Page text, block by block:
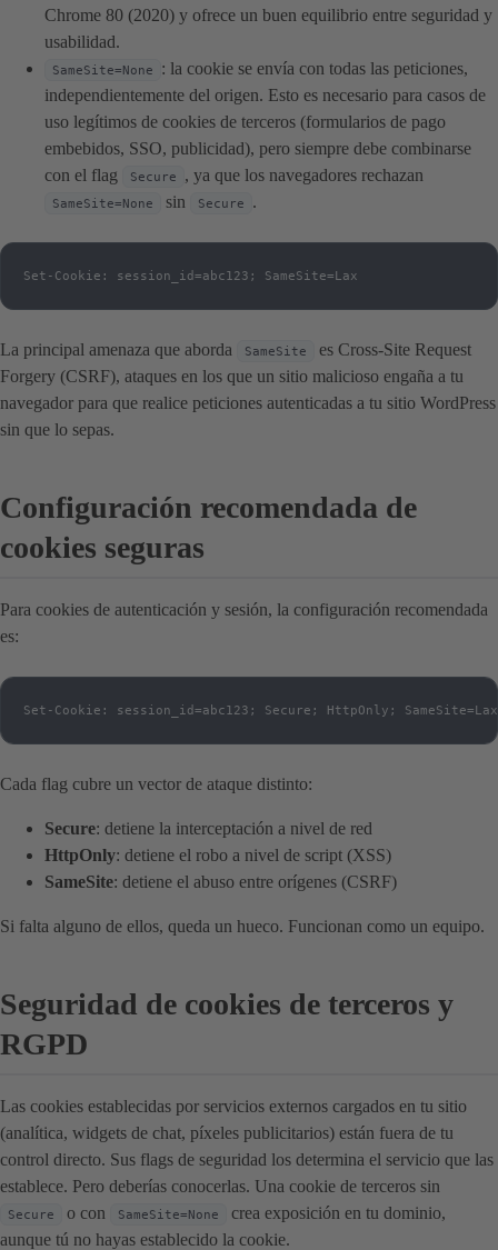
Chrome 80 (2020) y ofrece un buen equilibrio entre seguridad y
usabilidad.
SameSite=None
: la cookie se envía con todas las peticiones,
independientemente del origen. Esto es necesario para casos de
uso legítimos de cookies de terceros (formularios de pago
embebidos, SSO, publicidad), pero siempre debe combinarse
con el flag
Secure , ya que los navegadores rechazan
SameSite=None sin Secure .
Set-Cookie: session_id=abc123; SameSite=Lax
La principal amenaza que aborda SameSite
es Cross-Site Request
Forgery (CSRF), ataques en los que un sitio malicioso engaña a tu
navegador para que realice peticiones autenticadas a tu sitio WordPress
sin que lo sepas.
Configuración recomendada de
cookies seguras
Para cookies de autenticación y sesión, la configuración recomendada
es:
Set-Cookie: session_id=abc123; Secure; HttpOnly;
Cada flag cubre un vector de ataque distinto:
Secure: detiene la interceptación a nivel de red
HttpOnly: detiene el robo a nivel de script (XSS)
SameSite: detiene el abuso entre orígenes (CSRF)
Si falta alguno de ellos, queda un hueco. Funcionan como un equipo.
Seguridad de cookies de terceros y
RGPD
Las cookies establecidas por servicios externos cargados en tu sitio
(analítica, widgets de chat, píxeles publicitarios) están fuera de tu
control directo. Sus flags de seguridad los determina el servicio que las
establece. Pero deberías conocerlas. Una cookie de terceros sin
Secure o con SameSite=None
crea exposición en tu dominio,
aunque tú no hayas establecido la cookie.